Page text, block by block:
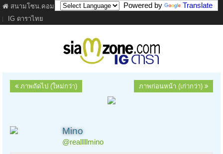
Powered by Translate
สนามโซน.คอม ภาพยนตร์ เนื้อเพลง ละคร เว็บบอร์ด
คลิป
IG ดาราไทย
ภาพถัดไป (ใหม่กว่า) ภาพก่อนหน้า (เก่ากว่า)
Mino
@realllllmino